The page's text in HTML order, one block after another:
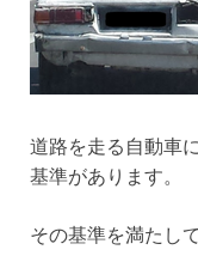
道路を走る自動車
基準があります。
その基準を満たし